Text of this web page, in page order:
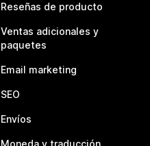
Reseñas de producto
Ventas adicionales y
paquetes
Email marketing
SEO
Envíos
Moneda y traducción